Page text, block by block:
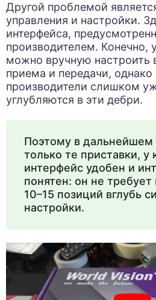
Другой проблемой
управления и настройки.
интерфейса,
производителем. Конечно,
можно вручную настроить
приема и передачи, однако
производители слишком
углубляются в эти дебри.
Поэтому в дальнейшем
только те приставки, у
интерфейс удобен и
понятен: он не требует
10–15 позиций вглубь
настройки.